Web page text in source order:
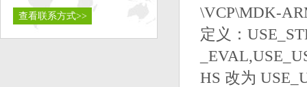
查看联系方式>>
\VCP\MDK-
定义：
HS 改为